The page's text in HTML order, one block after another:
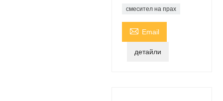
смесител на прах
 Email
детайли